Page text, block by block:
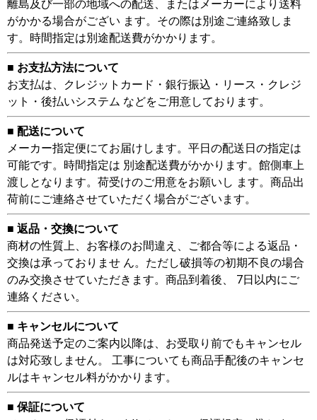
離島及び一部の地域への配送、またはメーカーにより送料
がかかる場合がござい ます。その際は別途ご連絡致しま
す。時間指定は別途配送費がかかります。
■ お支払方法について
お支払は、クレジットカード・銀行振込・リース・クレジ
ット・後払いシステム などをご用意しております。
■ 配送について
メーカー指定便にてお届けします。平日の配送日の指定は
可能です。時間指定は 別途配送費がかかります。館側車上
渡しとなります。荷受けのご用意をお願いし ます。商品出
荷前にご連絡させていただく場合がございます。
■ 返品・交換について
商材の性質上、お客様のお間違え、ご都合等による返品・
交換は承っておりませ ん。ただし破損等の初期不良の場合
のみ交換させていただきます。商品到着後、 7日以内にご
連絡ください。
■ キャンセルについて
商品発送予定のご案内以降は、お受取り前でもキャンセル
は対応致しません。 工事についても商品手配後のキャンセ
ルはキャンセル料がかかります。
■ 保証について